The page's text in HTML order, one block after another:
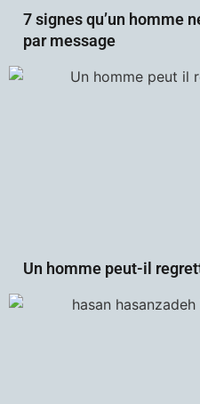
7 signes qu’un homme
par message
Un homme peut-il